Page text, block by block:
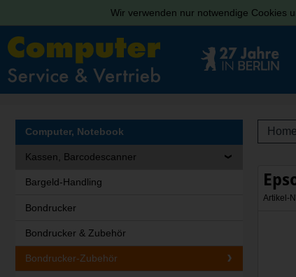
Wir verwenden nur notwendige Cookies
Home
Artikel-
Computer, Notebook
Kassen, Barcodescanner
Bargeld-Handling
Bondrucker
Bondrucker & Zubehör
Bondrucker-Zubehör